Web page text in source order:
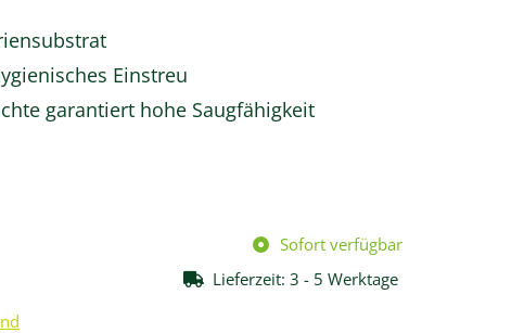
Einstreu
garantiert hohe Saugfähigkeit
Sofort verfügbar
Lieferzeit: 3 - 5 Werktage